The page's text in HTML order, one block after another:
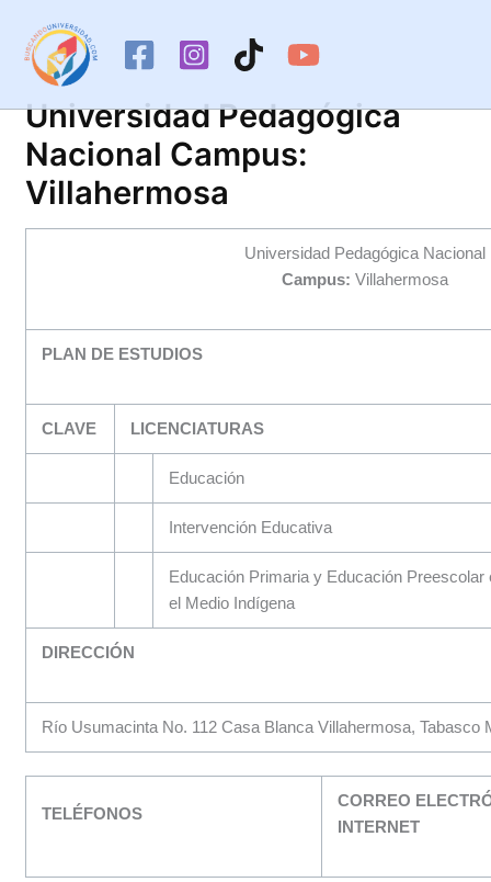
contenido
Universidad Pedagógica
Nacional Campus:
Villahermosa
Universidad Pedagógica Nacional
Campus: Villahermosa
PLAN DE ESTUDIOS
CLAVE LICENCIATURAS
Educación
Intervención Educativa
Educación Primaria y Educación Preescolar
el Medio Indígena
DIRECCIÓN
Río Usumacinta No. 112 Casa Blanca Villahermosa, Tabasco
TELÉFONOS
CORREO
INTERNET